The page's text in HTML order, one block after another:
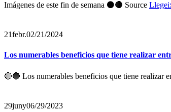
Imágenes de este fin de semana ⚫️🔴 Source
21febr.02/21/2024
Los numerables beneficios que tiene realizar
🔴🔵 Los numerables beneficios que tiene realizar
29juny06/29/2023